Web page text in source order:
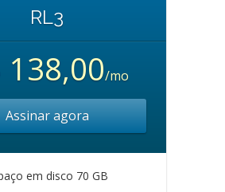
RL3
138,00/mo
Assinar agora
em disco 70 GB